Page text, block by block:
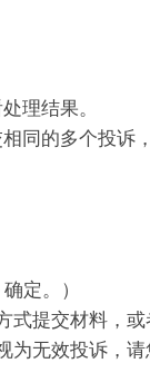
理结果。
同的多个投诉
定。）
提交材料，或
为无效投诉，